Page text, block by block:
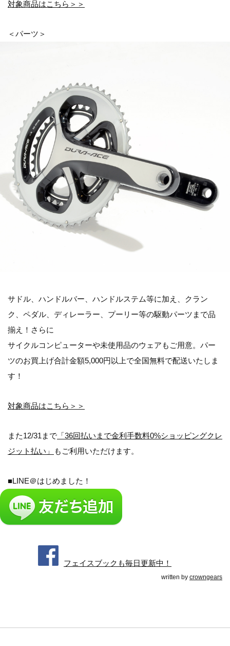
対象商品はこちら＞＞
＜パーツ＞
サドル、ハンドルバー、ハンドルステム等に加え、クラン
ク、ペダル、ディレーラー、プーリー等の駆動パーツまで品
揃え！さらに
サイクルコンピューターや未使用品のウェアもご用意。パー
ツのお買上げ合計金額5,000円以上で全国無料で配送いたしま
す！
対象商品はこちら＞＞
また12/31まで 「36回払いまで金利手数料0%ショッピングクレ
ジット払い」
もご利用いただけます。
■LINE＠はじめました！
フェイスブックも毎日更新中！
written by crowngears